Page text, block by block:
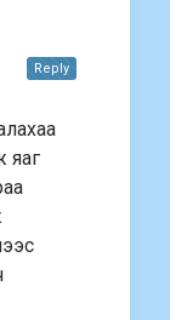
яаг
Reply